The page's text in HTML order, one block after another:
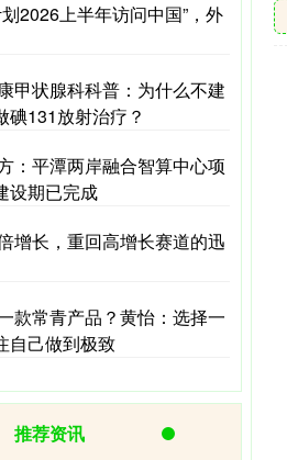
2026上半年访问中国”，外
甲状腺科科普：为什么不建
碘131放射治疗？
：平潭两岸融合智算中心项
设期已完成
增长，重回高增长赛道的迅
款常青产品？黄怡：选择一
自己做到极致
推荐资讯